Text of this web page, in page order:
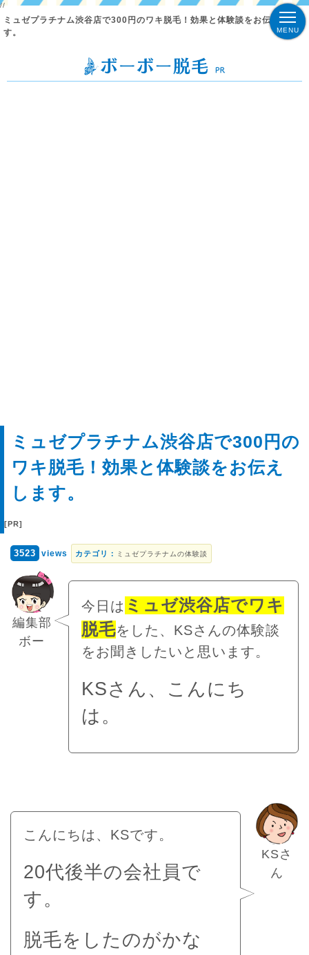
//
MENU
ミュゼプラチナム渋谷店で300円のワキ脱毛！効果と体験談をお伝えしま
す。
ミュゼプラチナム渋谷店で300円の
ワキ脱毛！効果と体験談をお伝え
します。
3523 views カテゴリ： ミュゼプラチナムの体験談
編集部
ボー
今日は ミュゼ渋谷店でワキ
脱毛をした、KSさんの体験談
をお聞きしたいと思います。
KSさん、こんにち
は。
KSさ
ん
こんにちは、KSです。
20代後半の会社員で
す。
脱毛をしたのがかな